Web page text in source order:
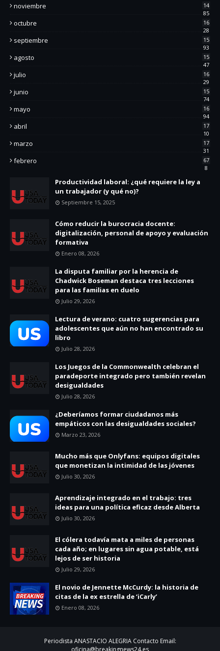
noviembre
14
85
octubre
16
28
septiembre
15
93
agosto
15
47
julio
16
29
junio
15
74
mayo
16
94
abril
17
10
marzo
17
31
febrero
67
8
Productividad laboral: ¿qué requiere la ley a
un trabajador (y qué no)?
Septiembre 15, 2025
Cómo reducir la burocracia docente:
digitalización, personal de apoyo y evaluación
formativa
Enero 08, 2026
La disputa familiar por la herencia de
Chadwick Boseman destaca tres lecciones
para las familias en duelo
Julio 29, 2026
Lectura de verano: cuatro sugerencias para
adolescentes que aún no han encontrado su
libro
Julio 28, 2026
Los Juegos de la Commonwealth celebran el
paradeporte integrado pero también revelan
desigualdades
Julio 28, 2026
¿Deberíamos formar ciudadanos más
empáticos con las desigualdades sociales?
Marzo 23, 2026
Mucho más que Onlyfans: equipos digitales
que monetizan la intimidad de las jóvenes
Julio 30, 2026
Aprendizaje integrado en el trabajo: tres
ideas para una política eficaz desde Alberta
Julio 30, 2026
El cólera todavía mata a miles de personas
cada año; en lugares sin agua potable, está
lejos de ser historia
Julio 29, 2026
El novio de Jennette McCurdy: la historia de
citas de la ex estrella de ‘iCarly’
Enero 08, 2026
Periodista ANASTACIO ALEGRIA Contacto Email:
oficina@breakingnews24.es